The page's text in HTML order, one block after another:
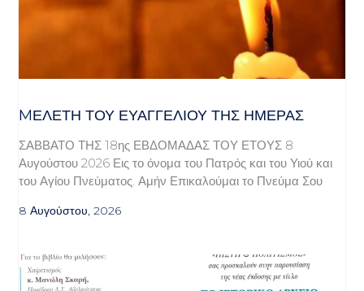
MΕΛΈΤΗ ΤΟΥ ΕΥΑΓΓΕΛΊΟΥ ΤΗΣ ΗΜΈΡΑΣ
ΣΑΒΒΑΤΟ ΤΗΣ 18ης ΕΒΔΟΜΑΔΑΣ ΤΟΥ ΕΤΟΥΣ 8
Αυγούστου 2026 Εις το όνομα του Πατρός και του Υιού και
του Αγίου Πνεύματος. Αμήν Επικαλούμαι το Πνεύμα Σου
8 Αυγούστου, 2026